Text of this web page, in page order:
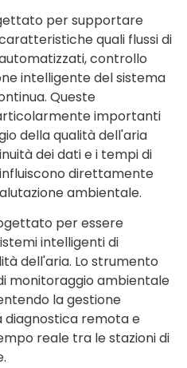
per supportare
quali flussi di
controllo
intelligente del sistema
Queste
importanti
della qualità dell'aria
dei dati e i tempi di
direttamente
ambientale.
per essere
intelligenti di
dell'aria. Lo strumento
monitoraggio ambientale
la gestione
diagnostica remota e
reale tra le stazioni di